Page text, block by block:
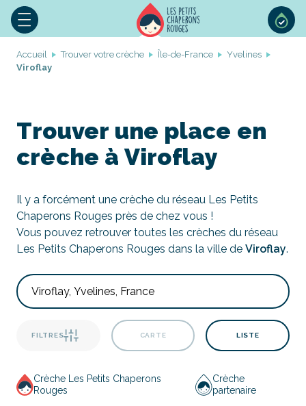
Accueil Trouver votre crèche Île-de-France
Yvelines
Viroflay
Trouver une place en
crèche à Viroflay
Il y a forcément une crèche du réseau Les Petits
Chaperons Rouges près de chez vous !
Vous pouvez retrouver toutes les crèches du réseau
Les Petits Chaperons Rouges dans la ville de Viroflay.
FILTRES CARTE LISTE
Crèche Les Petits Chaperons
Rouges
Crèche
partenaire